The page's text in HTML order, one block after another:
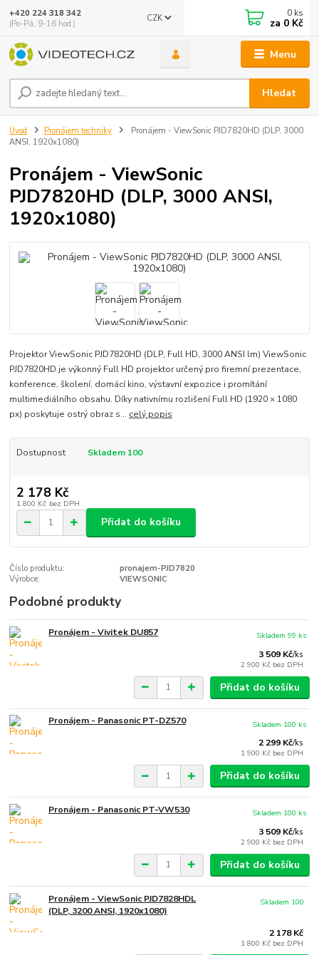
Menu
CZK
Hledat
+420 224 318 342
(Po-Pá, 9-16 hod.)
0 ks
za 0 Kč
Úvod Pronájem techniky
Pronájem - ViewSonic PJD7820HD (DLP, 3000
ANSI, 1920x1080)
Pronájem - ViewSonic
PJD7820HD (DLP, 3000 ANSI,
1920x1080)
Projektor ViewSonic PJD7820HD (DLP, Full HD, 3000 ANSI lm) ViewSonic
PJD7820HD je výkonný Full HD projektor určený pro firemní prezentace,
konference, školení, domácí kino, výstavní expozice i promítání
multimediálního obsahu. Díky nativnímu rozlišení Full HD (1920 × 1080
px) poskytuje ostrý obraz s... celý popis
Dostupnost Skladem 100
2 178 Kč
1 800 Kč bez DPH
Přidat do košíku
Číslo produktu:
pronajem-PJD7820
Výrobce:
VIEWSONIC
Podobné produkty
Pronájem - Vivitek DU857
3 509 Kč/ks
2 900 Kč bez DPH
Skladem 99 ks
Přidat do košíku
Pronájem - Panasonic PT-DZ570
2 299 Kč/ks
1 900 Kč bez DPH
Skladem 100 ks
Přidat do košíku
Pronájem - Panasonic PT-VW530
3 509 Kč/ks
2 900 Kč bez DPH
Skladem 100 ks
Přidat do košíku
Pronájem - ViewSonic PJD7828HDL
(DLP, 3200 ANSI, 1920x1080)
2 178 Kč
1 800 Kč bez DPH
Skladem 100